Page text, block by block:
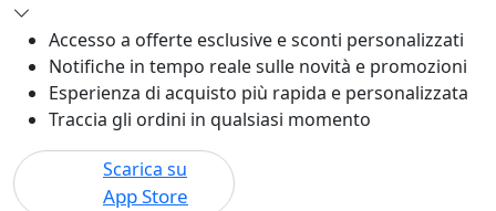
Accesso a offerte esclusive e sconti personalizzati
Notifiche in tempo reale sulle novità e promozioni
Esperienza di acquisto più rapida e personalizzata
Traccia gli ordini in qualsiasi momento
Scarica su
App Store